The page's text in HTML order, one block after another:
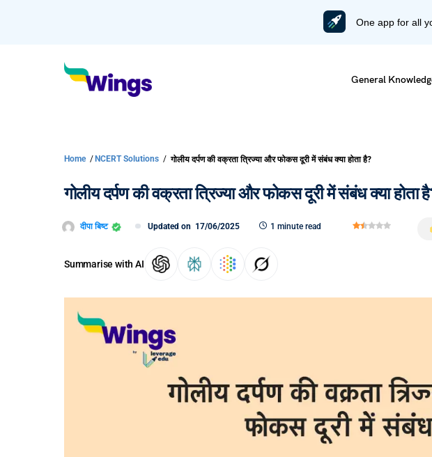
One app for all
General
Home / NCERT Solutions / गोलीय दर्पण की वक्रता त्रिज्या और फोकस दूरी में संबंध क्या होता है?
गोलीय दर्पण की वक्रता त्रिज्या और फोकस दूरी में संबंध क्या होता
दीपा बिष्ट Updated on 17/06/2025 1 minute read
Summarise with AI